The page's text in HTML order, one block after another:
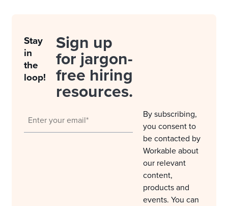
Stay
in
the
loop!
Sign up
for jargon-
free hiring
resources.
By subscribing,
you consent to
be contacted by
Workable about
our relevant
content,
products and
events. You can